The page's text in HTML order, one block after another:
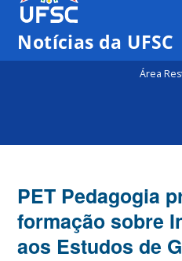
Notícias da UFSC
Área
PET Pedagogia
formação sobre
aos Estudos de